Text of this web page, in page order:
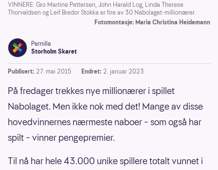
VINNERE: Gro Martine Pettersen, John Harald Log, Linda Therese
Thorvaldsen og Leif Bredor Stokka er fire av 30 Nabolaget-millionærer.
Fotomontasje: Maria Christina Heidemann
Pernille
Storholm Skaret
Publisert: 27. mai 2015 Endret: 2. januar 2023
På fredager trekkes nye millionærer i spillet
Nabolaget. Men ikke nok med det! Mange av disse
hovedvinnernes nærmeste naboer – som også har
spilt – vinner pengepremier.
Til nå har hele 43.000 unike spillere totalt vunnet i